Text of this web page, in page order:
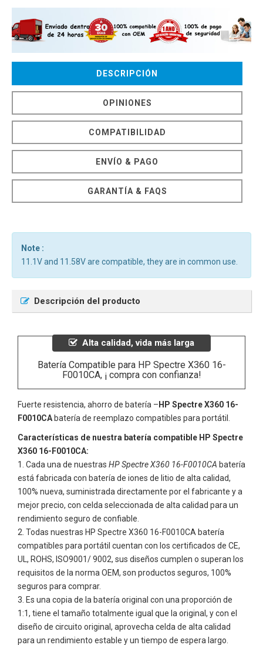
DESCRIPCIÓN
OPINIONES
COMPATIBILIDAD
ENVÍO & PAGO
GARANTÍA & FAQS
Note :
11.1V and 11.58V are compatible, they are in common use.
Descripción del producto
Alta calidad, vida más larga
Batería Compatible para HP Spectre X360 16-
F0010CA, ¡ compra con confianza!
Fuerte resistencia, ahorro de batería – HP Spectre X360 16-
F0010CA batería de reemplazo compatibles para portátil.
Características de nuestra batería compatible HP Spectre
X360 16-F0010CA:
Cada una de nuestras HP Spectre X360 16-F0010CA batería
está fabricada con batería de iones de litio de alta calidad,
100% nueva, suministrada directamente por el fabricante y a
mejor precio, con celda seleccionada de alta calidad para un
rendimiento seguro de confiable.
Todas nuestras HP Spectre X360 16-F0010CA batería
compatibles para portátil cuentan con los certificados de CE,
UL, ROHS, ISO9001/ 9002, sus diseños cumplen o superan los
requisitos de la norma OEM, son productos seguros, 100%
seguros para comprar.
Es una copia de la batería original con una proporción de
1:1, tiene el tamaño totalmente igual que la original, y con el
diseño de circuito original, aprovecha celda de alta calidad
para un rendimiento estable y un tiempo de espera largo.